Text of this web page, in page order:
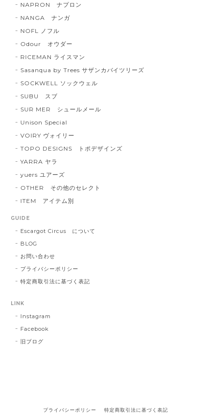
NAPRON ナプロン
NANGA ナンガ
NOFL ノフル
Odour オウダー
RICEMAN ライスマン
Sasanqua by Trees サザンカバイツリーズ
SOCKWELL ソックウェル
SUBU スブ
SUR MER シュールメール
Unison Special
VOIRY ヴォイリー
TOPO DESIGNS トポデザインズ
YARRA ヤラ
yuers ユアーズ
OTHER その他のセレクト
ITEM アイテム別
GUIDE
Escargot Circus について
BLOG
お問い合わせ
プライバシーポリシー
特定商取引法に基づく表記
LINK
Instagram
Facebook
旧ブログ
プライバシーポリシー 特定商取引法に基づく表記